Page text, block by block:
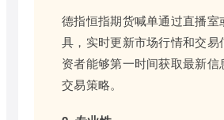
德指恒指期货喊单通过直播室
具，实时更新市场行情和交易
资者能够第一时间获取最新信
交易策略。